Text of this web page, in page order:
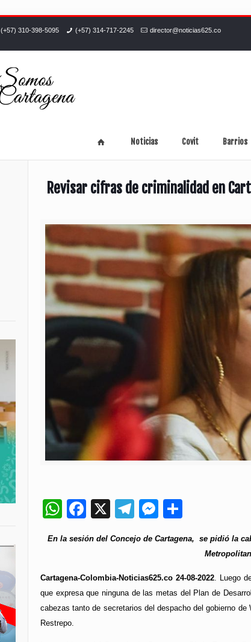
(+57) 310-398-5095 (+57) 314-717-2245 director@noticias625.co
Noticias Covit Barrios
Revisar cifras de criminalidad en
WhatsApp
Facebook
X Telegram
Messenger
En la sesión del Concejo de Cartagena, se pidió la
Cartagena-Colombia-Noticias625.co 24-08-2022. Luego
que expresa que ninguna de las metas del Plan de
cabezas tanto de secretarios del despacho del gobierno
Restrepo.